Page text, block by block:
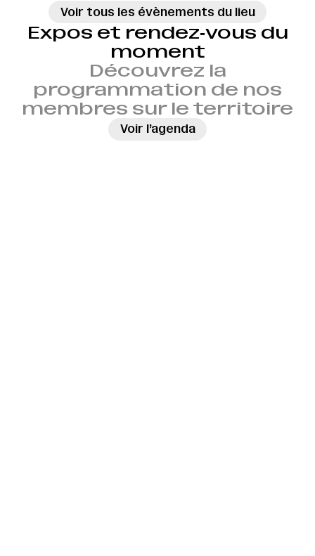
Voir tous les évènements du lieu
Expos et rendez‑vous du
moment
Découvrez la
programmation de nos
membres sur le territoire
Voir l’agenda